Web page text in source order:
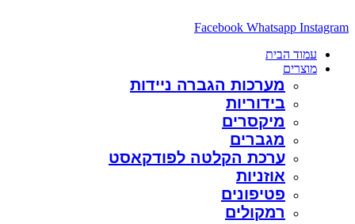
לתוכן
Facebook Whatsapp Instagram
עמוד הבית
מוצרים
מערכות הגברה ניידות
בידוריות
מיקסרים
מגברים
ערכת הקלטה לפודקאסט
אוזניות
פטיפונים
רמקולים